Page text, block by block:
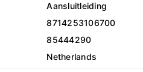
Aansluitleiding
8714253106700
85444290
Netherlands